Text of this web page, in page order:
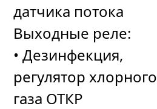
датчика потока
Выходные реле:
• Дезинфекция,
регулятор хлорного
газа ОТКР